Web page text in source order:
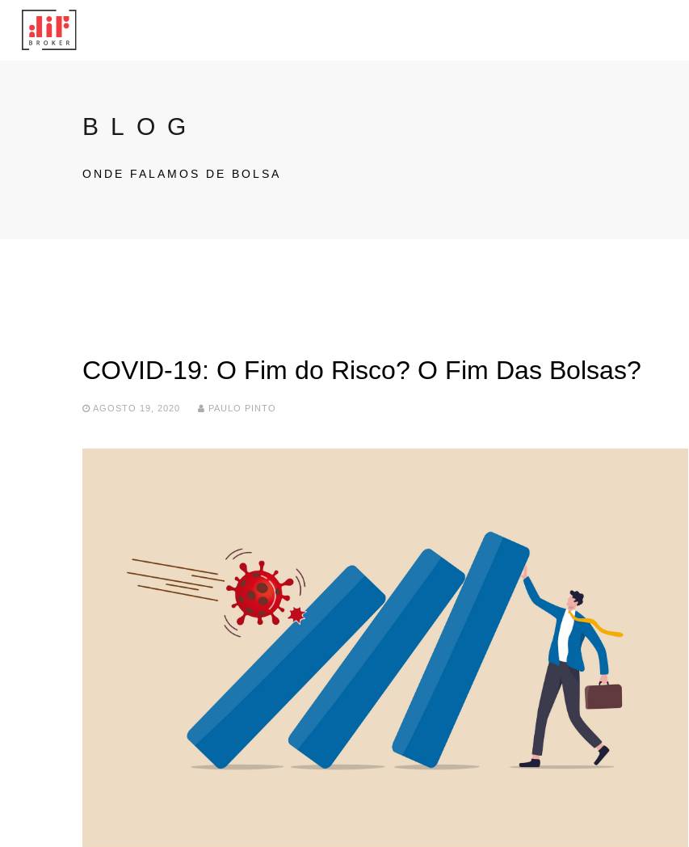
BLOG
ONDE FALAMOS DE BOLSA
COVID-19: O Fim do Risco? O Fim Das Bolsas?
AGOSTO 19, 2020 PAULO PINTO